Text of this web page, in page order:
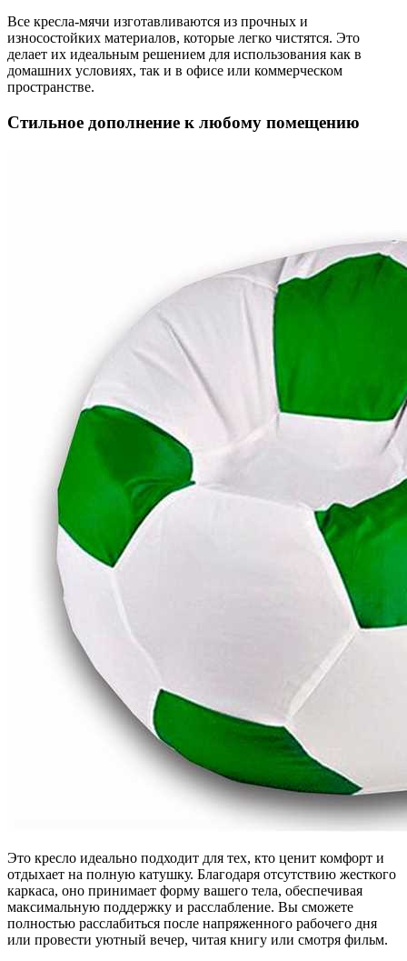
Все кресла-мячи изготавливаются из прочных и
износостойких материалов, которые легко чистятся. Это
делает их идеальным решением для использования как в
домашних условиях, так и в офисе или коммерческом
пространстве.
Стильное дополнение к любому помещению
Это кресло идеально подходит для тех, кто ценит комфорт и
отдыхает на полную катушку. Благодаря отсутствию жесткого
каркаса, оно принимает форму вашего тела, обеспечивая
максимальную поддержку и расслабление. Вы сможете
полностью расслабиться после напряженного рабочего дня
или провести уютный вечер, читая книгу или смотря фильм.